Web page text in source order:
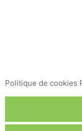
Politique de cookies